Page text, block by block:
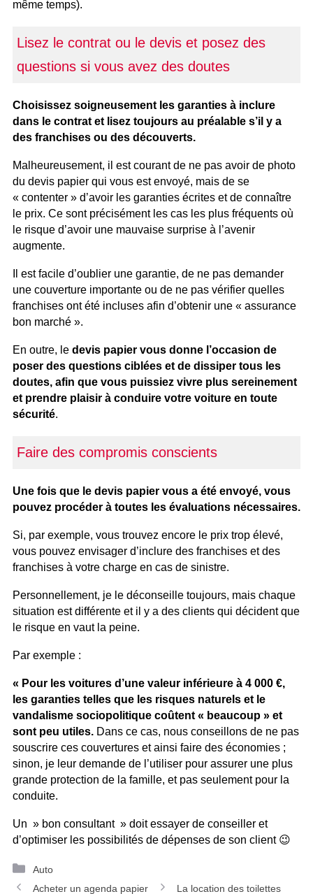
même temps).
Lisez le contrat ou le devis et posez des
questions si vous avez des doutes
Choisissez soigneusement les garanties à inclure
dans le contrat et lisez toujours au préalable s’il y a
des franchises ou des découverts.
Malheureusement, il est courant de ne pas avoir de photo
du devis papier qui vous est envoyé, mais de se
« contenter » d’avoir les garanties écrites et de connaître
le prix. Ce sont précisément les cas les plus fréquents où
le risque d’avoir une mauvaise surprise à l’avenir
augmente.
Il est facile d’oublier une garantie, de ne pas demander
une couverture importante ou de ne pas vérifier quelles
franchises ont été incluses afin d’obtenir une « assurance
bon marché ».
En outre, le devis papier vous donne l’occasion de
poser des questions ciblées et de dissiper tous les
doutes, afin que vous puissiez vivre plus sereinement
et prendre plaisir à conduire votre voiture en toute
sécurité.
Faire des compromis conscients
Une fois que le devis papier vous a été envoyé, vous
pouvez procéder à toutes les évaluations nécessaires.
Si, par exemple, vous trouvez encore le prix trop élevé,
vous pouvez envisager d’inclure des franchises et des
franchises à votre charge en cas de sinistre.
Personnellement, je le déconseille toujours, mais chaque
situation est différente et il y a des clients qui décident que
le risque en vaut la peine.
Par exemple :
« Pour les voitures d’une valeur inférieure à 4 000 €,
les garanties telles que les risques naturels et le
vandalisme sociopolitique coûtent « beaucoup » et
sont peu utiles. Dans ce cas, nous conseillons de ne pas
souscrire ces couvertures et ainsi faire des économies ;
sinon, je leur demande de l’utiliser pour assurer une plus
grande protection de la famille, et pas seulement pour la
conduite.
Un » bon consultant » doit essayer de conseiller et
d’optimiser les possibilités de dépenses de son client 😉
Catégories
Auto
Navigation
Acheter un agenda papier La location des toilettes